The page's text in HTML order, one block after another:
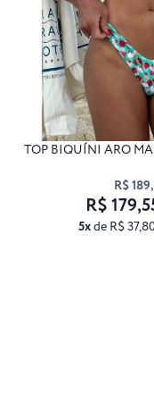
TOP BIQUÍNI ARO
R$
5xde R$ 37,80
R$